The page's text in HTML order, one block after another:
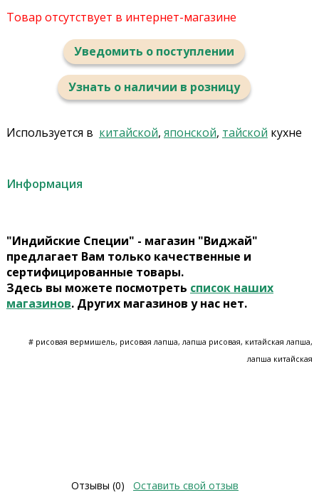
Товар отсутствует в интернет-магазине
Уведомить о поступлении
Узнать о наличии в розницу
Используется в китайской, японской, тайской кухне
Информация
"Индийские Специи" - магазин "Виджай"
предлагает Вам только качественные и
сертифицированные товары.
Здесь вы можете посмотреть список наших
магазинов. Других магазинов у нас нет.
# рисовая вермишель, рисовая лапша, лапша рисовая, китайская лапша,
лапша китайская
Отзывы (0) Оставить свой отзыв